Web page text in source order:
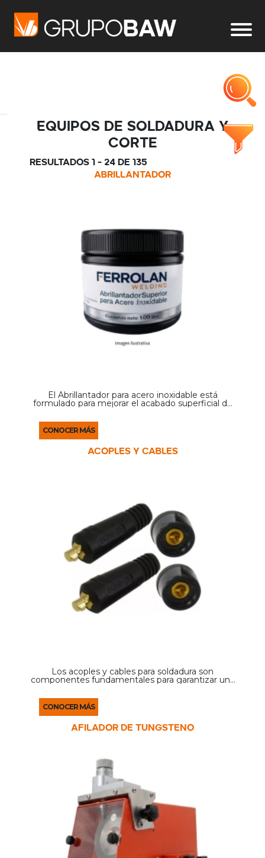
Equipos de Soldadura y
Corte
Resultados 1 - 24 de 135
ABRILLANTADOR
El Abrillantador para acero inoxidable está
formulado para mejorar el acabado superficial de
material luego de procesos de soldadura o
CONOCER MÁS
ACOPLES Y CABLES
Los acoples y cables para soldadura son
componentes fundamentales para garantizar una
fuente de energía y los accesorios de soldadura,
CONOCER MÁS
AFILADOR DE TUNGSTENO